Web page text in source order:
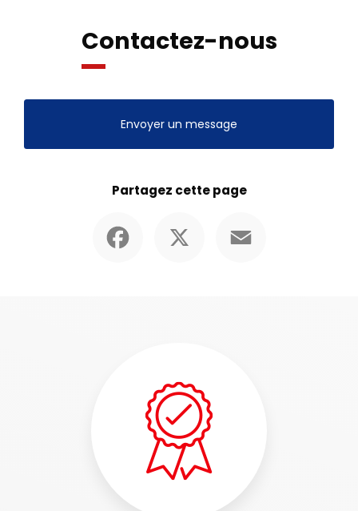
Contactez-nous
Envoyer un message
Partagez cette page